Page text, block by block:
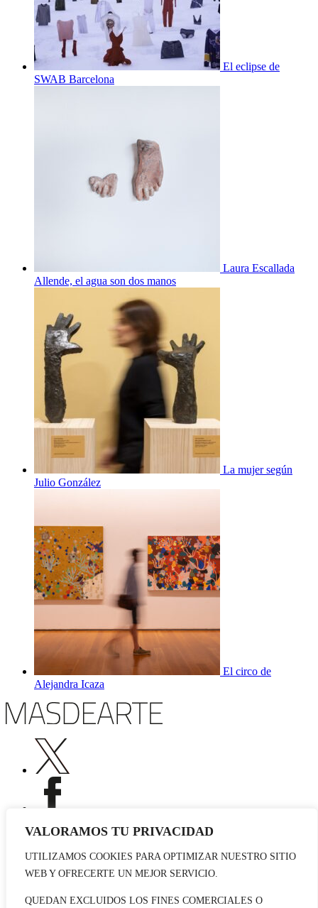
VALORAMOS TU PRIVACIDAD
UTILIZAMOS COOKIES PARA OPTIMIZAR NUESTRO SITIO
WEB Y OFRECERTE UN MEJOR SERVICIO.
QUEDAN EXCLUIDOS LOS FINES COMERCIALES O
El eclipse de
SWAB Barcelona
Laura Escallada
Allende, el agua son dos manos
La mujer según
Julio González
El circo de
Alejandra Icaza
Publicidad
Contacto